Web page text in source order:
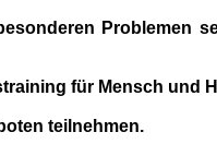
Problemen
für Mensch und
teilnehmen.